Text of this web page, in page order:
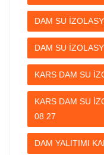
DAM SU
DAM SU
KARS DAM SU
KARS DAM SU
08 27
DAM YALITIMI